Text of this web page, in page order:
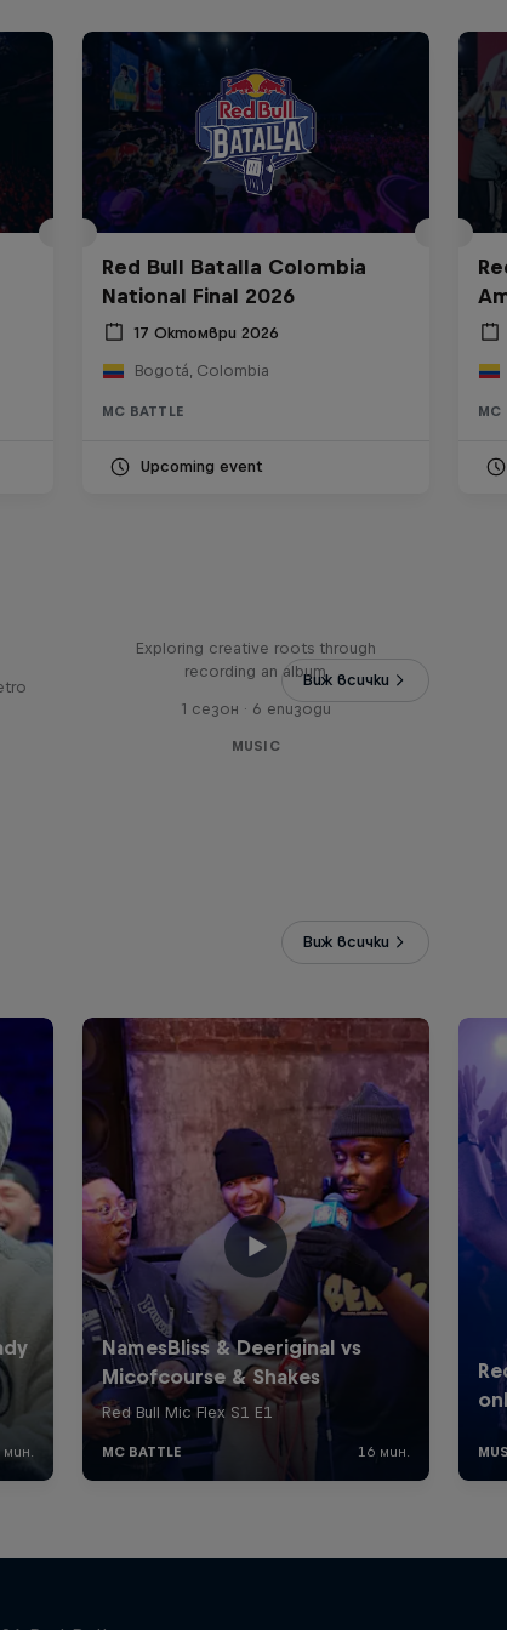
Red Bull Batalla Colombia
National Final 2026
17 Октомври 2026
Bogotá, Colombia
MC BATTLE
Upcoming event
MC
Виж всички
Exploring creative roots through
recording an album
1 сезон · 6 епизоди
MUSIC
Виж всички